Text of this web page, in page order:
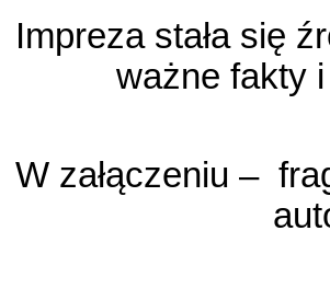
Impreza stała się
ważne fakty
W załączeniu –